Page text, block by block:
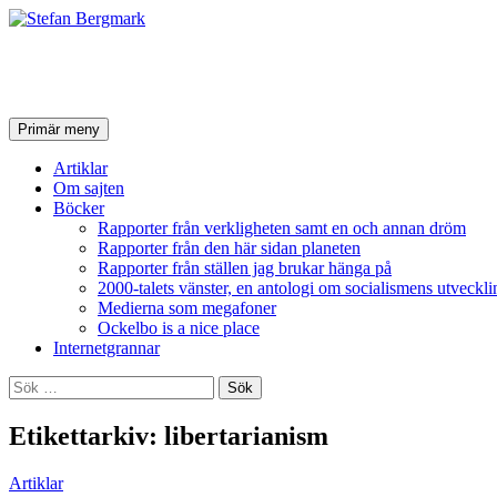
SökPrimär meny Hoppa
till
innehåll
Artiklar
Om sajten
Böcker
Rapporter från verkligheten samt en och annan dröm
Rapporter från den här sidan planeten
Rapporter från ställen jag brukar hänga på
2000-talets vänster, en antologi om socialismens
Medierna som megafoner
Ockelbo is a nice place
Internetgrannar
Sök
efter:
Etikettarkiv: libertarianism
Artiklar